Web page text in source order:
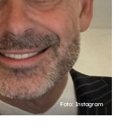
Foto: Instagram